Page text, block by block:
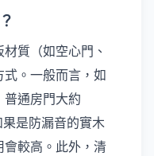
質（如空心門、
。一般而言，如
通房門大約
是防漏音的實木
較高。此外，清